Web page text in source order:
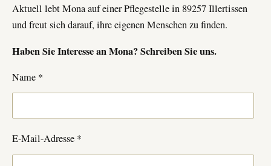
Aktuell lebt Mona auf einer Pflegestelle in 89257 Illertissen
und freut sich darauf, ihre eigenen Menschen zu finden.
Haben Sie Interesse anMona? Schreiben Sie uns.
Name *
E-Mail-Adresse *